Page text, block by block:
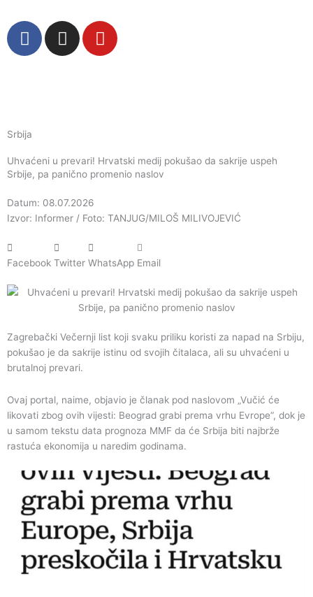
садржај
F
a
o
I
n
m
Y
o
Srbija
Uhvaćeni u prevari! Hrvatski medij pokušao da sakrije uspeh
Srbije, pa panično promenio naslov
Datum: 08.07.2026
Izvor: Informer / Foto: TANJUG/MILOŠ MILIVOJEVIĆ
Facebook Twitter WhatsApp Email
Zagrebački Večernji list koji svaku priliku koristi za napad na Srbiju,
pokušao je da sakrije istinu od svojih čitalaca, ali su uhvaćeni u
brutalnoj prevari.
Ovaj portal, naime, objavio je članak pod naslovom „Vučić će
likovati zbog ovih vijesti: Beograd grabi prema vrhu Evrope“, dok je
u samom tekstu data prognoza MMF da će Srbija biti najbrže
rastuća ekonomija u naredim godinama.